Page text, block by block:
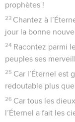
prophètes !
23 Chantez à
jour la bonne
24 Racontez parmi
peuples ses
25 Car l’Éternel est
redoutable plus
26 Car tous les
l’Éternel a fait les